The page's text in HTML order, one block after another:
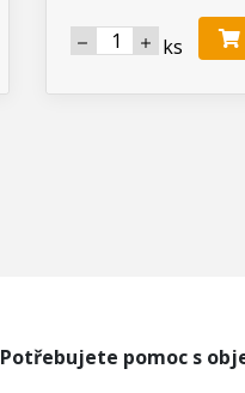
ks
Potřebujete pomoc s